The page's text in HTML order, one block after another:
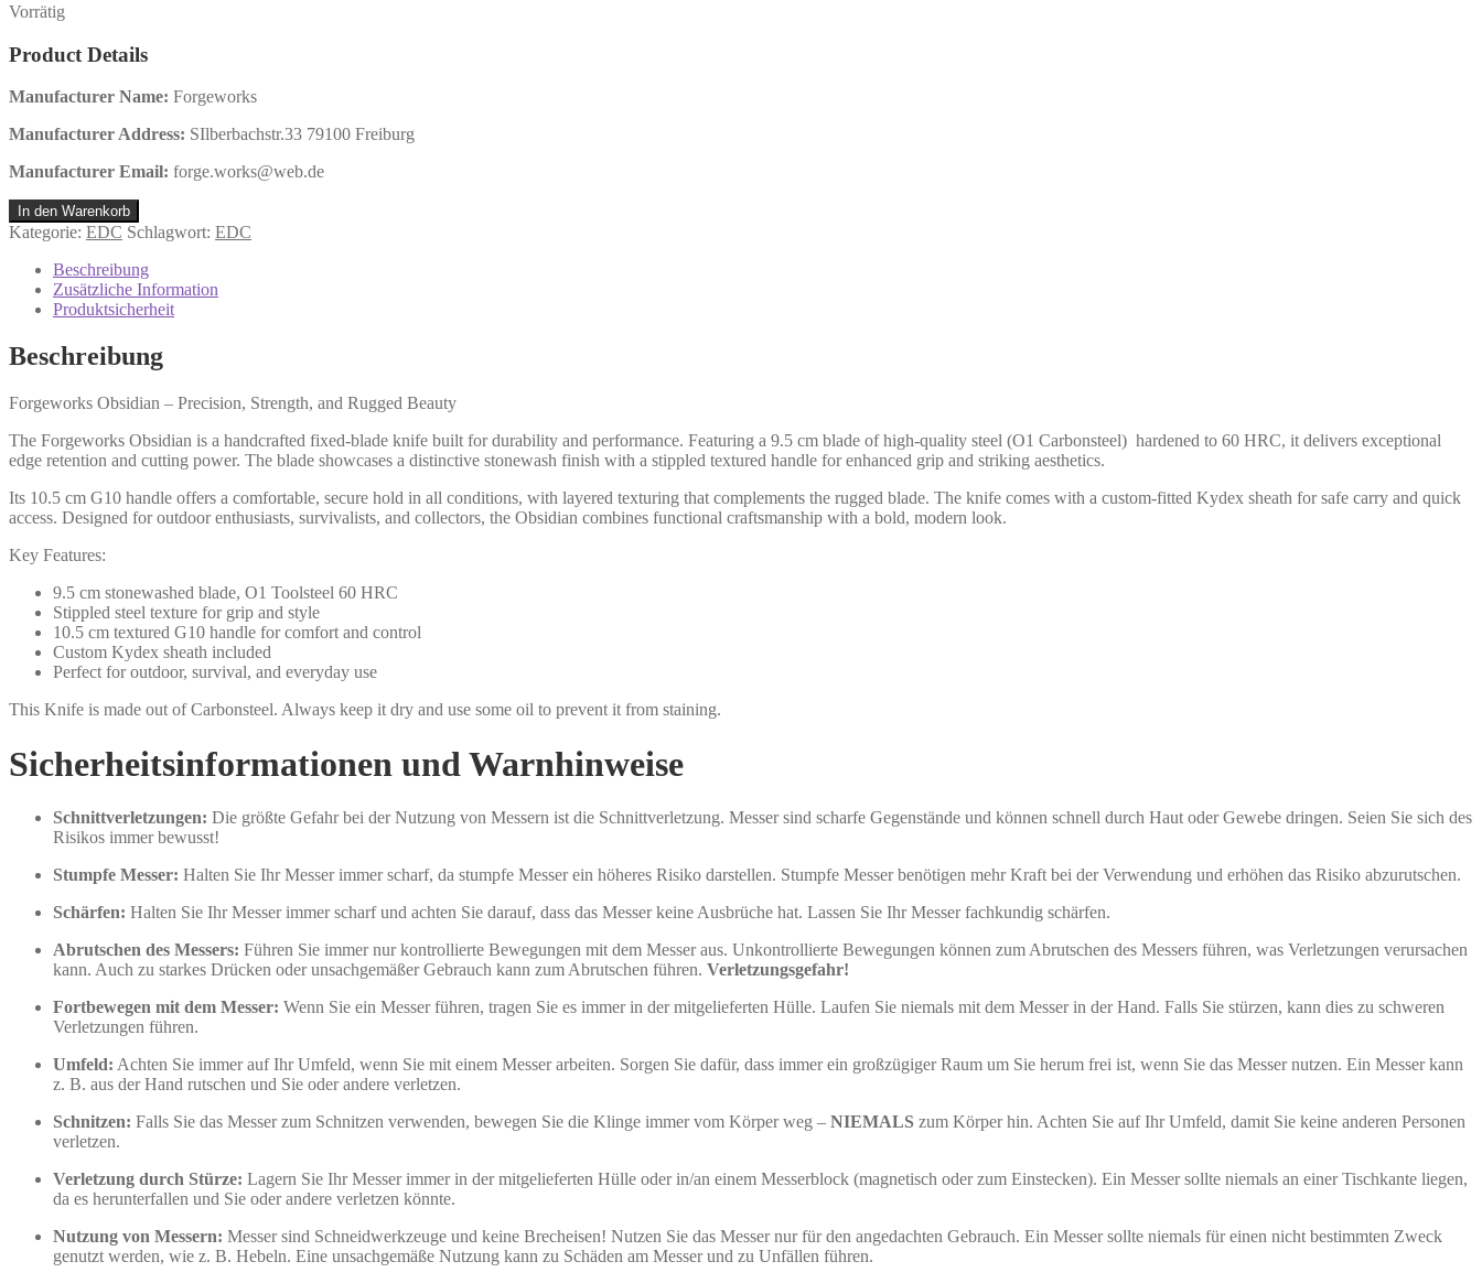
Vorrätig
Product Details
Manufacturer Name: Forgeworks
Manufacturer Address: SIlberbachstr.33 79100 Freiburg
Manufacturer Email: forge.works@web.de
Obsidian
Menge
In den Warenkorb
Kategorie: EDC Schlagwort: EDC
Beschreibung
Zusätzliche Information
Produktsicherheit
Beschreibung
Forgeworks Obsidian – Precision, Strength, and Rugged Beauty
The Forgeworks Obsidian is a handcrafted fixed-blade knife built for durability and performance. Featuring a 9.5 cm blade of high-quality steel (O1 Carbonsteel) hardened to 60 HRC, it delivers exceptional
edge retention and cutting power. The blade showcases a distinctive stonewash finish with a stippled textured handle for enhanced grip and striking aesthetics.
Its 10.5 cm G10 handle offers a comfortable, secure hold in all conditions, with layered texturing that complements the rugged blade. The knife comes with a custom-fitted Kydex sheath for safe carry and quick
access. Designed for outdoor enthusiasts, survivalists, and collectors, the Obsidian combines functional craftsmanship with a bold, modern look.
Key Features:
9.5 cm stonewashed blade, O1 Toolsteel 60 HRC
Stippled steel texture for grip and style
10.5 cm textured G10 handle for comfort and control
Custom Kydex sheath included
Perfect for outdoor, survival, and everyday use
This Knife is made out of Carbonsteel. Always keep it dry and use some oil to prevent it from staining.
Sicherheitsinformationen und Warnhinweise
Schnittverletzungen: Die größte Gefahr bei der Nutzung von Messern ist die Schnittverletzung. Messer sind scharfe Gegenstände und können schnell durch Haut oder Gewebe dringen. Seien Sie sich des
Risikos immer bewusst!
Stumpfe Messer: Halten Sie Ihr Messer immer scharf, da stumpfe Messer ein höheres Risiko darstellen. Stumpfe Messer benötigen mehr Kraft bei der Verwendung und erhöhen das Risiko abzurutschen.
Schärfen: Halten Sie Ihr Messer immer scharf und achten Sie darauf, dass das Messer keine Ausbrüche hat. Lassen Sie Ihr Messer fachkundig schärfen.
Abrutschen des Messers: Führen Sie immer nur kontrollierte Bewegungen mit dem Messer aus. Unkontrollierte Bewegungen können zum Abrutschen des Messers führen, was Verletzungen verursachen
kann. Auch zu starkes Drücken oder unsachgemäßer Gebrauch kann zum Abrutschen führen. Verletzungsgefahr!
Fortbewegen mit dem Messer: Wenn Sie ein Messer führen, tragen Sie es immer in der mitgelieferten Hülle. Laufen Sie niemals mit dem Messer in der Hand. Falls Sie stürzen, kann dies zu schweren
Verletzungen führen.
Umfeld: Achten Sie immer auf Ihr Umfeld, wenn Sie mit einem Messer arbeiten. Sorgen Sie dafür, dass immer ein großzügiger Raum um Sie herum frei ist, wenn Sie das Messer nutzen. Ein Messer kann
z. B. aus der Hand rutschen und Sie oder andere verletzen.
Schnitzen: Falls Sie das Messer zum Schnitzen verwenden, bewegen Sie die Klinge immer vom Körper weg – NIEMALS zum Körper hin. Achten Sie auf Ihr Umfeld, damit Sie keine anderen Personen
verletzen.
Verletzung durch Stürze: Lagern Sie Ihr Messer immer in der mitgelieferten Hülle oder in/an einem Messerblock (magnetisch oder zum Einstecken). Ein Messer sollte niemals an einer Tischkante liegen,
da es herunterfallen und Sie oder andere verletzen könnte.
Nutzung von Messern: Messer sind Schneidwerkzeuge und keine Brecheisen! Nutzen Sie das Messer nur für den angedachten Gebrauch. Ein Messer sollte niemals für einen nicht bestimmten Zweck
genutzt werden, wie z. B. Hebeln. Eine unsachgemäße Nutzung kann zu Schäden am Messer und zu Unfällen führen.